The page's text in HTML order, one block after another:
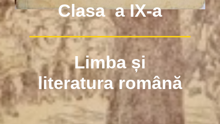
Clasa a IX-a
Limba și
literatura română